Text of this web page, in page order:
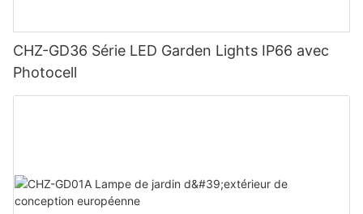
CHZ-GD36 Série LED Garden Lights IP66 avec
Photocell